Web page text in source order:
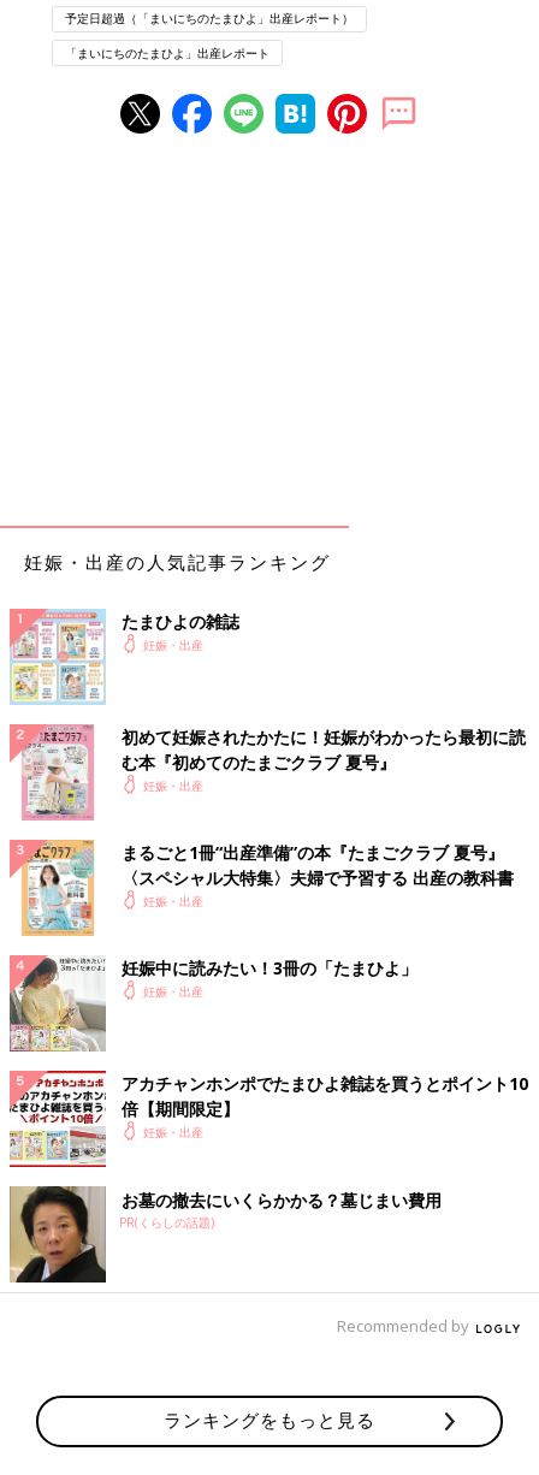
おなかの中でパンッ!と音がして破水
破水してから一気に痛みが増し、感覚も5分に
声が我慢できないくらいの痛みに変わるが子宮口は3.5cm
4月3日
発熱38度 子宮口5cmになる 陣痛で寝れないので早く生まれる
ように部屋を歩いたりして過ごす余裕あり
この時までは（笑）
2:00
痛みがどんどん強くなって、いきみたい感覚も増してるのに子宮
口5cmのままで絶望...
寝れない、痛い、終わりが見えなくてメンタル大崩壊、無痛にし
助産師さんに「麻酔入れたい！無痛に変える！とりあえず先生と
話ししたいから呼んでよ！」と訴えるが普通にスルーされる
3:00
相変わらず子宮口5cm
「無痛にしたい」と訴えるが相変わらずスルーされる
「せめて先生と話させて！」と訴え、診察してもらえることに
「麻酔は夜は打てない、少しずつやけど進んでるからがんばれ」
と訴えは無視される
でもその直後、ドクターがモニターを見て、赤ちゃんにしんどい
サインが出てることに気づく
赤ちゃんに酸素送るため酸素マスク装着
子宮口は6cm。いきみたい感覚もMAXなのにいきめないし、痛す
ぎて叫びまくる。夫呼び戻す
でもここで赤ちゃんからまたしんどいサインでる
予定日超過（「まいにちのたまひよ」出産レポート）
「まいにちのたまひよ」出産レポート
妊娠・出産の人気記事ランキング
たまひよの雑誌
妊娠・出産
初めて妊娠されたかたに！妊娠がわかったら最初に読
む本『初めてのたまごクラブ 夏号』
妊娠・出産
まるごと1冊“出産準備”の本『たまごクラブ 夏号』
〈スペシャル大特集〉夫婦で予習する 出産の教科書
妊娠・出産
妊娠中に読みたい！3冊の「たまひよ」
妊娠・出産
アカチャンホンポでたまひよ雑誌を買うとポイント10
倍【期間限定】
妊娠・出産
お墓の撤去にいくらかかる？墓じまい費用
PR(くらしの話題)
Recommended by
ランキングをもっと見る